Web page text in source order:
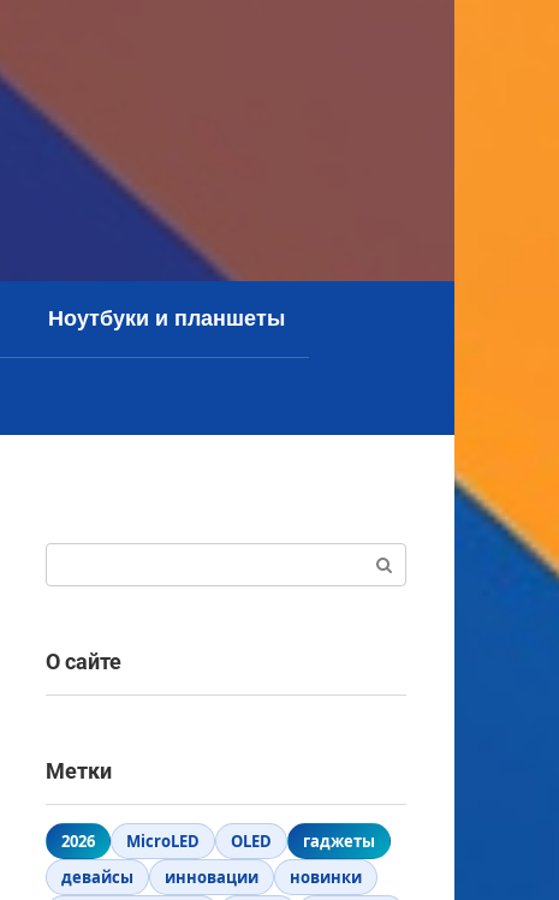
Ноутбуки и планшеты
О сайте
Метки
2026 MicroLED OLED
гаджеты
девайсы
инновации
новинки